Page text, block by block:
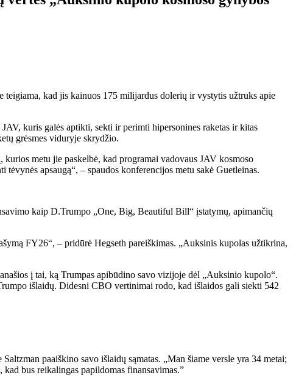
teigiama, kad jis kainuos 175 milijardus dolerių ir vystytis užtruks apie
kuris galės aptikti, sekti ir perimti hipersonines raketas ir kitas
grėsmes viduryje skrydžio.
metu jie paskelbė, kad programai vadovaus JAV kosmoso
apsaugą“, – spaudos konferencijos metu sakė Guetleinas.
kaip D.Trumpo „One, Big, Beautiful Bill“ įstatymų, apimančių
FY26“, – pridūrė Hegseth pareiškimas. „Auksinis kupolas užtikrina,
į tai, ką Trumpas apibūdino savo vizijoje dėl „Auksinio kupolo“.
išlaidų. Didesni CBO vertinimai rodo, kad išlaidos gali siekti 542
paaiškino savo išlaidų sąmatas. „Man šiame versle yra 34 metai;
bus reikalingas papildomas finansavimas.”